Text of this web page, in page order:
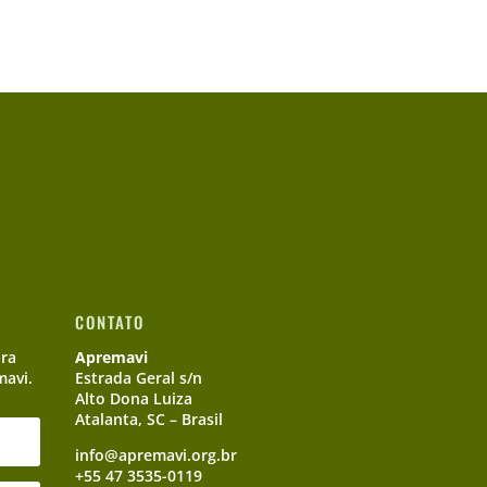
CONTATO
Apremavi
Estrada Geral s/n
Alto Dona Luiza
Atalanta, SC – Brasil
info@apremavi.org.br
+55 47 3535-0119